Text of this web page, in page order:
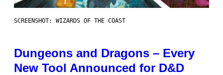
SCREENSHOT: WIZARDS OF THE COAST
Dungeons and Dragons – Every
New Tool Announced for D&D